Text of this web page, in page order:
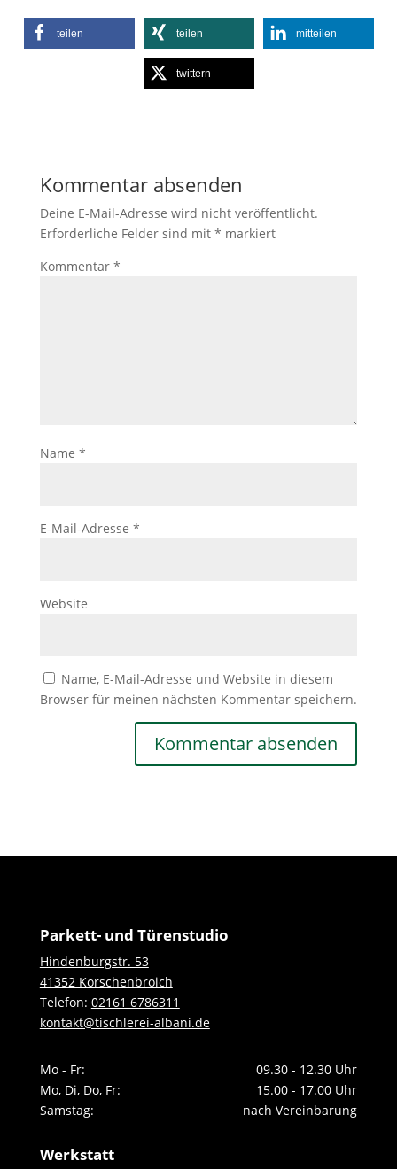
teilen teilen mitteilen
twittern
Kommentar absenden
Deine E-Mail-Adresse wird nicht veröffentlicht.
Erforderliche Felder sind mit * markiert
Kommentar *
Name *
E-Mail-Adresse *
Website
Name, E-Mail-Adresse und Website in diesem
Browser für meinen nächsten Kommentar speichern.
Parkett- und Türenstudio
Hindenburgstr. 53
41352 Korschenbroich
Telefon: 02161 6786311
kontakt@tischlerei-albani.de
Mo - Fr:
09.30 - 12.30 Uhr
Mo, Di, Do, Fr:
15.00 - 17.00 Uhr
Samstag:
nach Vereinbarung
Werkstatt